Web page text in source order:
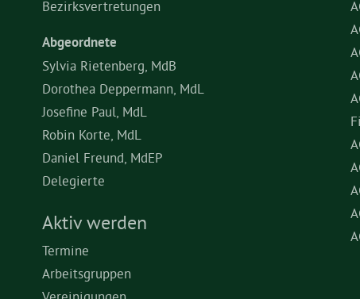
Bezirksvertretungen
Abgeordnete
Sylvia Rietenberg, MdB
Dorothea Deppermann, MdL
Josefine Paul, MdL
Robin Korte, MdL
Daniel Freund, MdEP
Delegierte
Aktiv werden
Termine
Arbeitsgruppen